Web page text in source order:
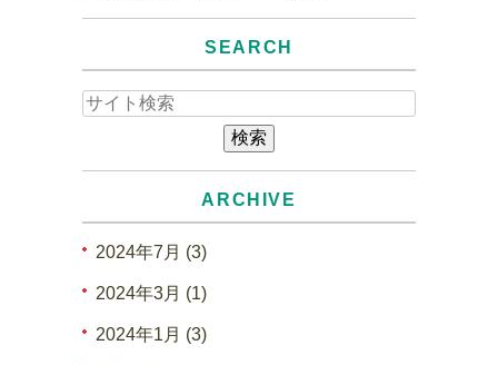
SEARCH
ARCHIVE
2024年7月 (3)
2024年3月 (1)
2024年1月 (3)